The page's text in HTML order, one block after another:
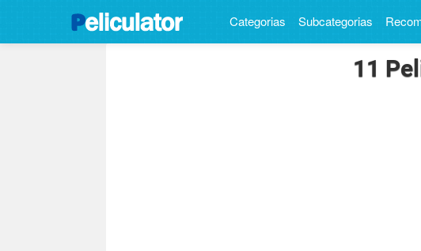
Categorias Subcategorias
11